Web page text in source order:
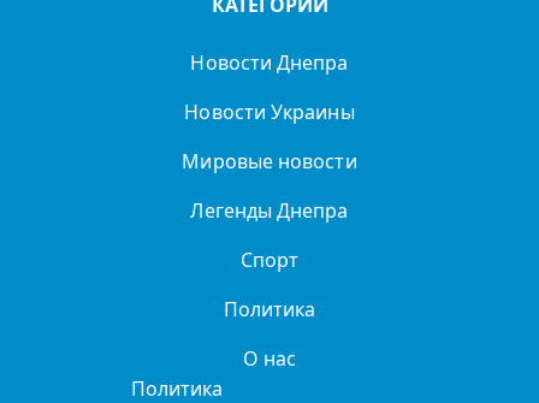
Новости Днепра
Новости Украины
Мировые новости
Легенды Днепра
Спорт
Политика
О нас
Политика